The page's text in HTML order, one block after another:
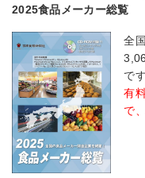
2025食品メーカー総覧
全
です
有
で